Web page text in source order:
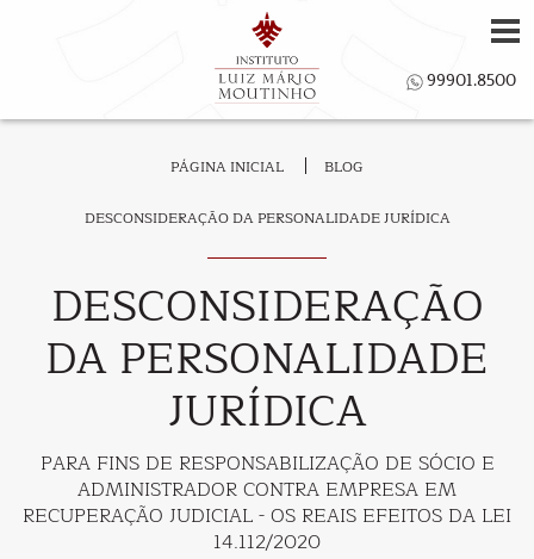
PÁGINA INICIAL BLOG
DESCONSIDERAÇÃO DA PERSONALIDADE JURÍDICA
DESCONSIDERAÇÃO
DA PERSONALIDADE
JURÍDICA
PARA FINS DE RESPONSABILIZAÇÃO DE SÓCIO E
ADMINISTRADOR CONTRA EMPRESA EM
RECUPERAÇÃO JUDICIAL - OS REAIS EFEITOS DA LEI
14.112/2020